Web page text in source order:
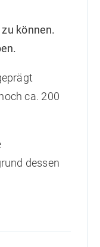
können.
ca. 200
dessen